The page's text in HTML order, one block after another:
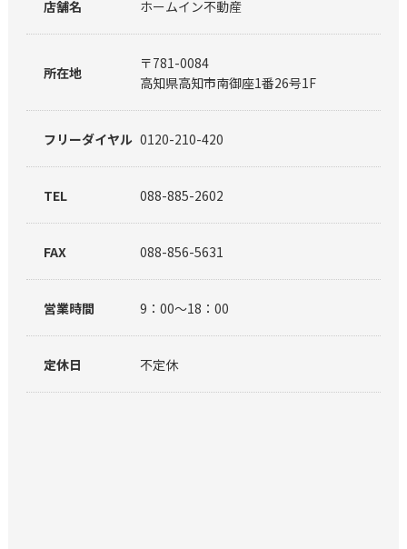
店舗名 ホームイン不動産
所在地
〒781-0084
高知県高知市南御座1番26号1F
フリーダイヤル 0120-210-420
TEL 088-885-2602
FAX 088-856-5631
営業時間 9：00～18：00
定休日 不定休